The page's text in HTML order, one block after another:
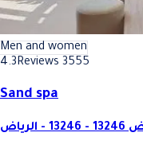
Men and women
4.3Reviews 3555
Sand spa